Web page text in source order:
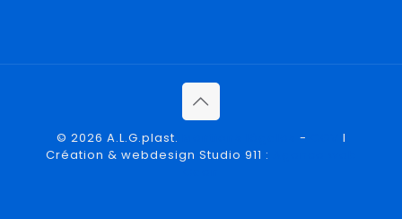
© 2026 A.L.G.plast. -
I
Création & webdesign Studio 911 :